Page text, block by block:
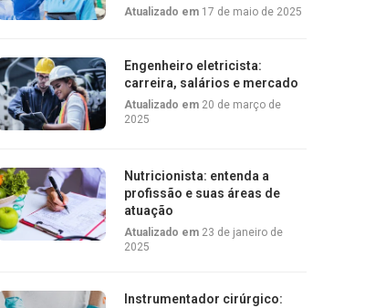
Atualizado em 17 de maio de 2025
Engenheiro eletricista:
carreira, salários e mercado
Atualizado em 20 de março de
2025
Nutricionista: entenda a
profissão e suas áreas de
atuação
Atualizado em 23 de janeiro de
2025
Instrumentador cirúrgico: